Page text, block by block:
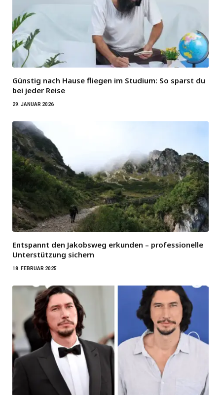
Günstig nach Hause fliegen im Studium: So sparst du
bei jeder Reise
29. JANUAR 2026
Entspannt den Jakobsweg erkunden – professionelle
Unterstützung sichern
18. FEBRUAR 2025